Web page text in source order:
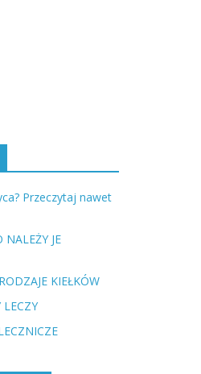
Przeczytaj nawet
JE
KIEŁKÓW